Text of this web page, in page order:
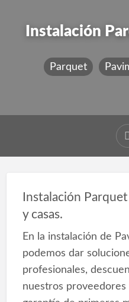
Instalación
Parquet
Instalación
y casas.
En la instalación de
podemos dar
profesionales,
nuestros